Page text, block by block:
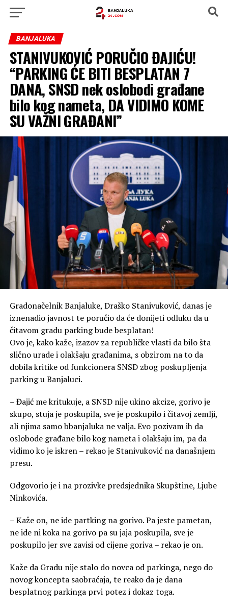
BANJALUKA
STANIVUKOVIĆ PORUČIO ĐAJIĆU!
“PARKING ĆE BITI BESPLATAN 7
DANA, SNSD nek oslobodi građane
bilo kog nameta, DA VIDIMO KOME
SU VAŽNI GRAĐANI”
Gradonačelnik Banjaluke, Draško Stanivuković, danas je
iznenadio javnost te poručio da će donijeti odluku da u
čitavom gradu parking bude besplatan!
Ovo je, kako kaže, izazov za republičke vlasti da bilo šta
slično urade i olakšaju građanima, s obzirom na to da
dobila kritike od funkcionera SNSD zbog poskupljenja
parking u Banjaluci.
– Đajić me kritukuje, a SNSD nije ukino akcize, gorivo je
skupo, stuja je poskupila, sve je poskupilo i čitavoj zemlji,
ali njima samo bbanjaluka ne valja. Evo pozivam ih da
oslobode građane bilo kog nameta i olakšaju im, pa da
vidimo ko je iskren – rekao je Stanivuković na današnjem
presu.
Odgovorio je i na prozivke predsjednika Skupštine, Ljube
Ninkovića.
– Kaže on, ne ide partking na gorivo. Pa jeste pametan,
ne ide ni koka na gorivo pa su jaja poskupila, sve je
poskupilo jer sve zavisi od cijene goriva – rekao je on.
Kaže da Gradu nije stalo do novca od parkinga, nego do
novog koncepta saobraćaja, te reako da je dana
besplatnog parkinga prvi potez i dokaz toga.